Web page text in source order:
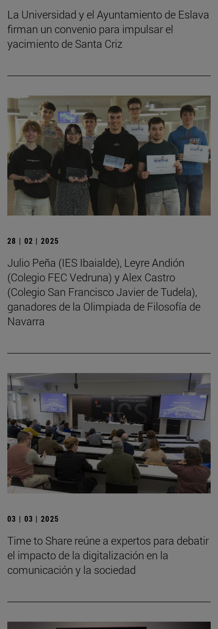
La Universidad y el Ayuntamiento de Eslava
firman un convenio para impulsar el
yacimiento de Santa Criz
28 | 02 | 2025
Julio Peña (IES Ibaialde), Leyre Andión
(Colegio FEC Vedruna) y Alex Castro
(Colegio San Francisco Javier de Tudela),
ganadores de la Olimpiada de Filosofía de
Navarra
03 | 03 | 2025
Time to Share reúne a expertos para debatir
el impacto de la digitalización en la
comunicación y la sociedad